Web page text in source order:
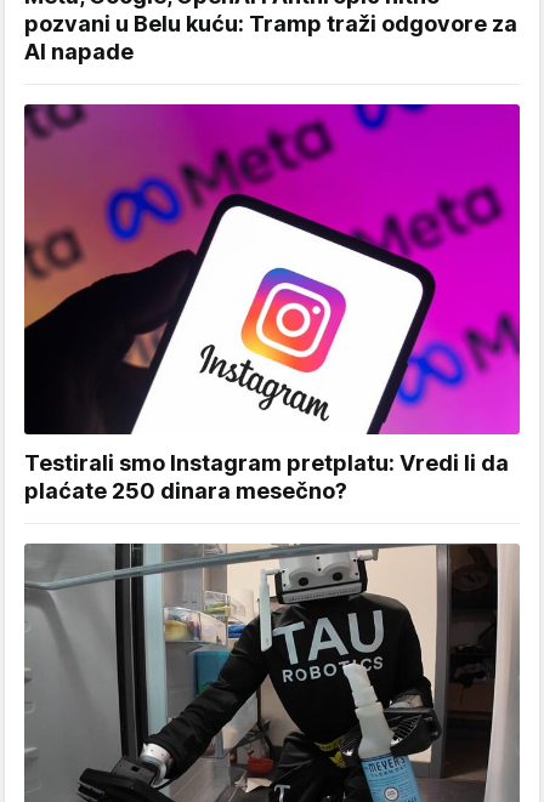
pozvani u Belu kuću: Tramp traži odgovore za
AI napade
Testirali smo Instagram pretplatu: Vredi li da
plaćate 250 dinara mesečno?